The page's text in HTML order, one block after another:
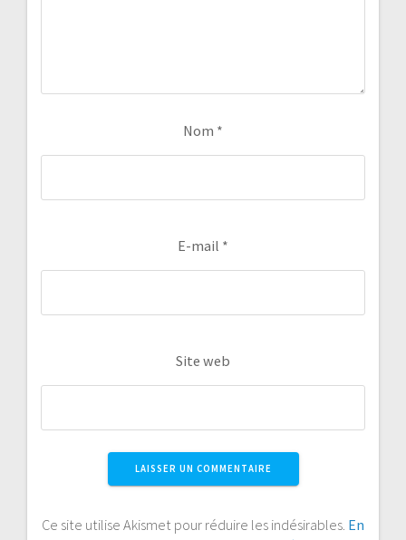
Nom *
E-mail *
Site web
Ce site utilise Akismet pour réduire les indésirables. En